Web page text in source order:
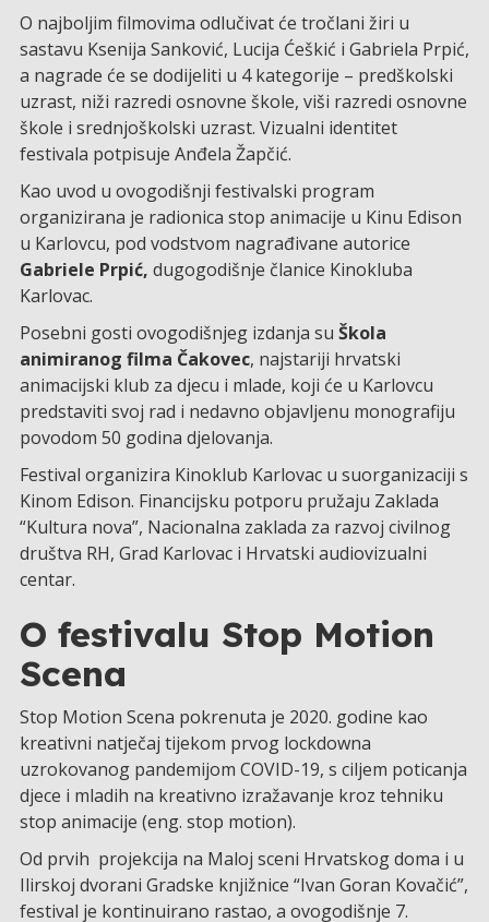
O najboljim filmovima odlučivat će tročlani žiri u
sastavu Ksenija Sanković, Lucija Ćeškić i Gabriela Prpić,
a nagrade će se dodijeliti u 4 kategorije – predškolski
uzrast, niži razredi osnovne škole, viši razredi osnovne
škole i srednjoškolski uzrast. Vizualni identitet
festivala potpisuje Anđela Žapčić.
Kao uvod u ovogodišnji festivalski program
organizirana je radionica stop animacije u Kinu Edison
u Karlovcu, pod vodstvom nagrađivane autorice
Gabriele Prpić, dugogodišnje članice Kinokluba
Karlovac.
Posebni gosti ovogodišnjeg izdanja su Škola
animiranog filma Čakovec, najstariji hrvatski
animacijski klub za djecu i mlade, koji će u Karlovcu
predstaviti svoj rad i nedavno objavljenu monografiju
povodom 50 godina djelovanja.
Festival organizira Kinoklub Karlovac u suorganizaciji s
Kinom Edison. Financijsku potporu pružaju Zaklada
“Kultura nova”, Nacionalna zaklada za razvoj civilnog
društva RH, Grad Karlovac i Hrvatski audiovizualni
centar.
O festivalu Stop Motion
Scena
Stop Motion Scena pokrenuta je 2020. godine kao
kreativni natječaj tijekom prvog lockdowna
uzrokovanog pandemijom COVID-19, s ciljem poticanja
djece i mladih na kreativno izražavanje kroz tehniku
stop animacije (eng. stop motion).
Od prvih projekcija na Maloj sceni Hrvatskog doma i u
Ilirskoj dvorani Gradske knjižnice “Ivan Goran Kovačić”,
festival je kontinuirano rastao, a ovogodišnje 7.